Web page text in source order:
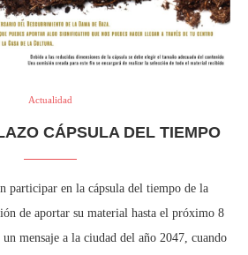
Actualidad
CÁPSULA DEL TIEMPO
participar en la cápsula del tiempo de la
de aportar su material hasta el próximo 8
mensaje a la ciudad del año 2047, cuando